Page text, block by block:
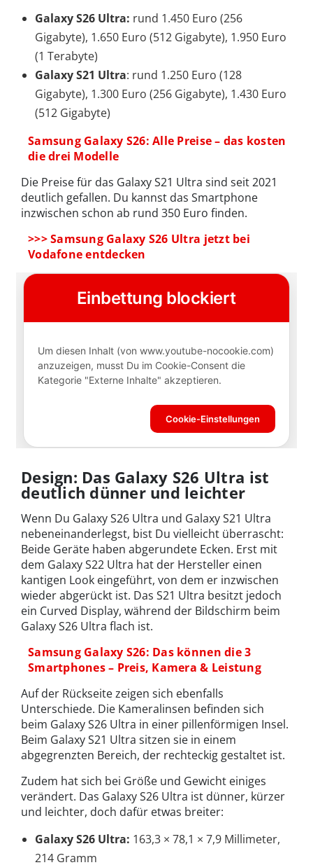
Galaxy S26 Ultra: rund 1.450 Euro (256
Gigabyte), 1.650 Euro (512 Gigabyte), 1.950 Euro
(1 Terabyte)
Galaxy S21 Ultra: rund 1.250 Euro (128
Gigabyte), 1.300 Euro (256 Gigabyte), 1.430 Euro
(512 Gigabyte)
Samsung Galaxy S26: Alle Preise – das kosten
die drei Modelle
Die Preise für das Galaxy S21 Ultra sind seit 2021
deutlich gefallen. Du kannst das Smartphone
inzwischen schon ab rund 350 Euro finden.
>>> Samsung Galaxy S26 Ultra jetzt bei
Vodafone entdecken
Design: Das Galaxy S26 Ultra ist
deutlich dünner und leichter
Wenn Du Galaxy S26 Ultra und Galaxy S21 Ultra
nebeneinanderlegst, bist Du vielleicht überrascht:
Beide Geräte haben abgerundete Ecken. Erst mit
dem Galaxy S22 Ultra hat der Hersteller einen
kantigen Look eingeführt, von dem er inzwischen
wieder abgerückt ist. Das S21 Ultra besitzt jedoch
ein Curved Display, während der Bildschirm beim
Galaxy S26 Ultra flach ist.
Samsung Galaxy S26: Das können die 3
Smartphones – Preis, Kamera & Leistung
Auf der Rückseite zeigen sich ebenfalls
Unterschiede. Die Kameralinsen befinden sich
beim Galaxy S26 Ultra in einer pillenförmigen Insel.
Beim Galaxy S21 Ultra sitzen sie in einem
abgegrenzten Bereich, der rechteckig gestaltet ist.
Zudem hat sich bei Größe und Gewicht einiges
verändert. Das Galaxy S26 Ultra ist dünner, kürzer
und leichter, doch dafür etwas breiter:
Galaxy S26 Ultra: 163,3 × 78,1 × 7,9 Millimeter,
214 Gramm